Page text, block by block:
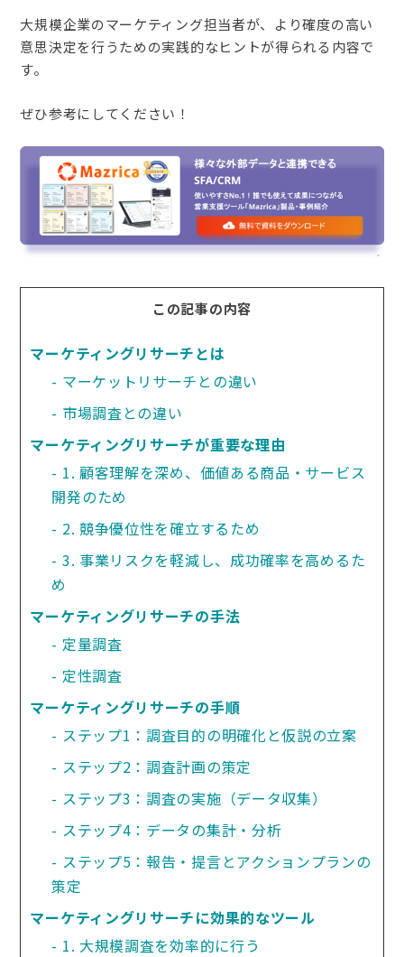
大規模企業のマーケティング担当者が、より確度の高い
意思決定を行うための実践的なヒントが得られる内容で
す。
ぜひ参考にしてください！
この記事の内容
マーケティングリサーチとは
マーケットリサーチとの違い
市場調査との違い
マーケティングリサーチが重要な理由
1. 顧客理解を深め、価値ある商品・サービス
開発のため
2. 競争優位性を確立するため
3. 事業リスクを軽減し、成功確率を高めるた
め
マーケティングリサーチの手法
定量調査
定性調査
マーケティングリサーチの手順
ステップ1：調査目的の明確化と仮説の立案
ステップ2：調査計画の策定
ステップ3：調査の実施（データ収集）
ステップ4：データの集計・分析
ステップ5：報告・提言とアクションプランの
策定
マーケティングリサーチに効果的なツール
1. 大規模調査を効率的に行う